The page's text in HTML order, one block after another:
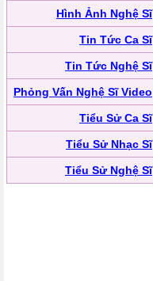
Hình Ảnh Nghệ Sĩ
Tin Tức Ca Sĩ
Tin Tức Nghệ Sĩ
Phỏng Vấn Nghệ Sĩ Video
Tiểu Sử Ca Sĩ
Tiểu Sử Nhạc Sĩ
Tiểu Sử Nghệ Sĩ